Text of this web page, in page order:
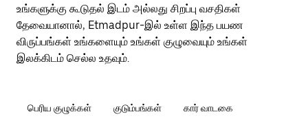
உங்களுக்கு கூடுதல் இடம் அல்லது சிறப்பு வசதிகள்
தேவையானால், Etmadpur-இல் உள்ள இந்த பயண
விருப்பங்கள் உங்களையும் உங்கள் குழுவையும் உங்கள்
இலக்கிடம் செல்ல உதவும்.
பெரிய குழுக்கள் குடும்பங்கள் கார் வாடகை